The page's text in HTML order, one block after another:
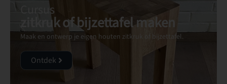
Cursus
zitkruk of bijzettafel maken
Maak en ontwerp je eigen houten zitkruk of bijzettafel.
Ontdek